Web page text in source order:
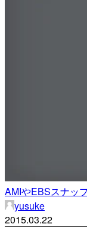
AMIやEBSスナッ
yusuke
2015.03.22